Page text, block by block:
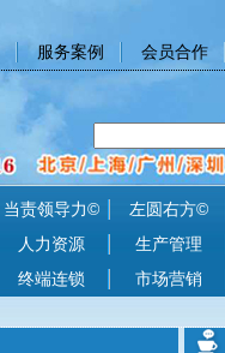
服务案例 会员合作
当责领导力© 左圆右方©
人力资源 生产管理
终端连锁 市场营销